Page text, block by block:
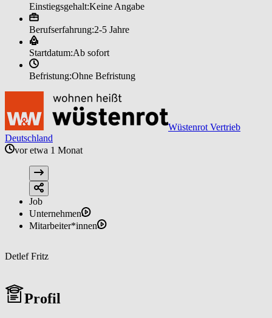
Einstiegsgehalt:Keine Angabe
Berufserfahrung:2-5 Jahre
Startdatum:Ab sofort
Befristung:Ohne Befristung
Wüstenrot Vertrieb
Deutschland
vor etwa 1 Monat
Job
Unternehmen
Mitarbeiter*innen
Detlef Fritz
Profil